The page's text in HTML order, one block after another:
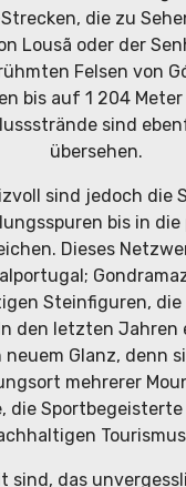
die zu
Lousã oder der
Felsen von
bis auf 1 204
sind
übersehen.
sind jedoch die
bis in
Dieses
Steinfiguren,
den letzten Jahren
neuem Glanz, denn
mehrerer
die
sind, das